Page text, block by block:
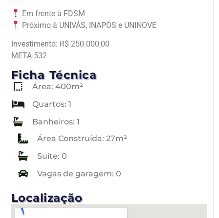
Em frente à FDSM
Próximo à UNIVÁS, INAPÓS e UNINOVE
Investimento: R$ 250.000,00
META-532
Ficha Técnica
Área: 400m²
Quartos: 1
Banheiros: 1
Área Construída: 27m²
Suíte: 0
Vagas de garagem: 0
Localização